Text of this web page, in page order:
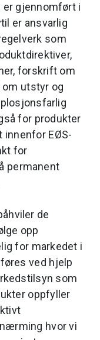
er gjennomført i
er ansvarlig
som
forskrift om
utstyr og
for produkter
innenfor EØS-
for
permanent
de
opp
for markedet i
ved hjelp
som
oppfyller
hvor vi